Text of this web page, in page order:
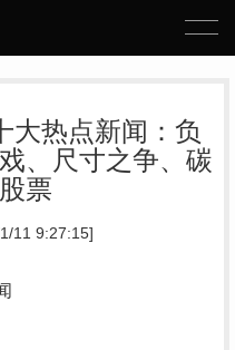
大热点新闻：负
、尺寸之争、碳
票
11 9:27:15]